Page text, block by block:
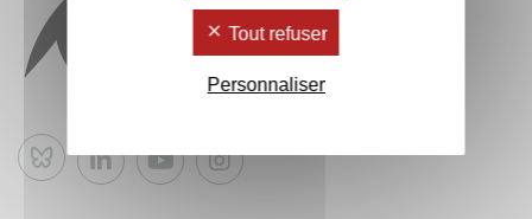
Bluesky
Tout refuser
Personnaliser